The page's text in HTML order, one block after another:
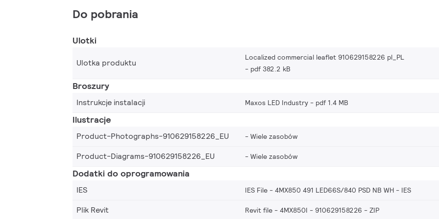
Do pobrania
Ulotki
Ulotka produktu
Localized commercial leaflet 910629158226 pl_PL
pdf 382.2 kB
Broszury
Instrukcje instalacji Maxos LED Industry pdf 1.4 MB
Ilustracje
Product-Photographs-910629158226_EU Wiele zasobów
Product-Diagrams-910629158226_EU Wiele zasobów
Dodatki do oprogramowania
IES IES File - 4MX850 491 LED66S/840 PSD NB WH IES
Plik Revit Revit file - 4MX850I - 910629158226 ZIP